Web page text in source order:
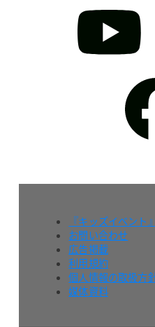
『キッズイベント
お問い合わせ
広告掲載
利用規約
個人情報の取扱方
媒体資料